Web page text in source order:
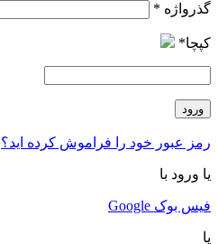
گذرواژه *
کپچا*
ورود
رمز عبور خود را فراموش کرده اید؟
یا ورود با
فیس بوک Google
یا